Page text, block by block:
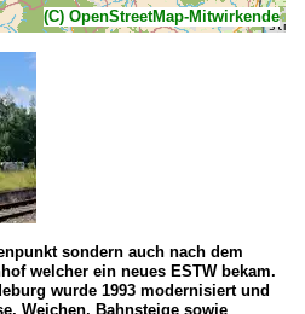
(C) OpenStreetMap-Mitwirkende
sondern auch nach dem
welcher ein neues ESTW bekam.
wurde 1993 modernisiert und
Weichen, Bahnsteige sowie